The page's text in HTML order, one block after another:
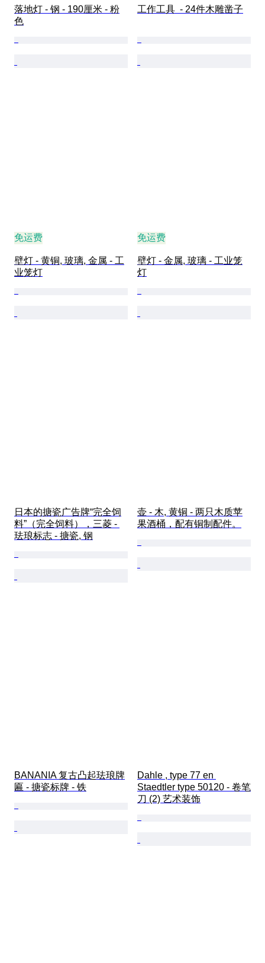
落地灯 - 钢 - 190厘米 - 粉
色
工作工具  - 24件木雕凿子
免运费
壁灯 - 黄铜, 玻璃, 金属 - 工
业笼灯
免运费
壁灯 - 金属, 玻璃 - 工业笼
灯
日本的搪瓷广告牌“完全饲
料”（完全饲料），三菱 -
珐琅标志 - 搪瓷, 钢
壶 - 木, 黄铜 - 两只木质苹
果酒桶，配有铜制配件。
BANANIA 复古凸起珐琅牌
匾 - 搪瓷标牌 - 铁
Dahle , type 77 en
Staedtler type 50120 - 卷笔
刀 (2) 艺术装饰